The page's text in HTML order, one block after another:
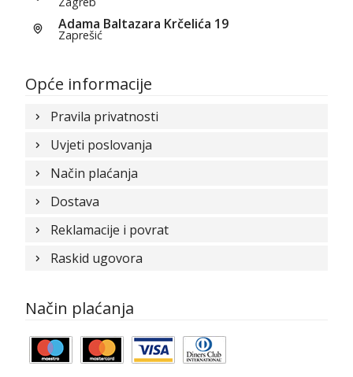
Adama Baltazara Krčelića 19
Zaprešić
Opće informacije
Pravila privatnosti
Uvjeti poslovanja
Način plaćanja
Dostava
Reklamacije i povrat
Raskid ugovora
Način plaćanja